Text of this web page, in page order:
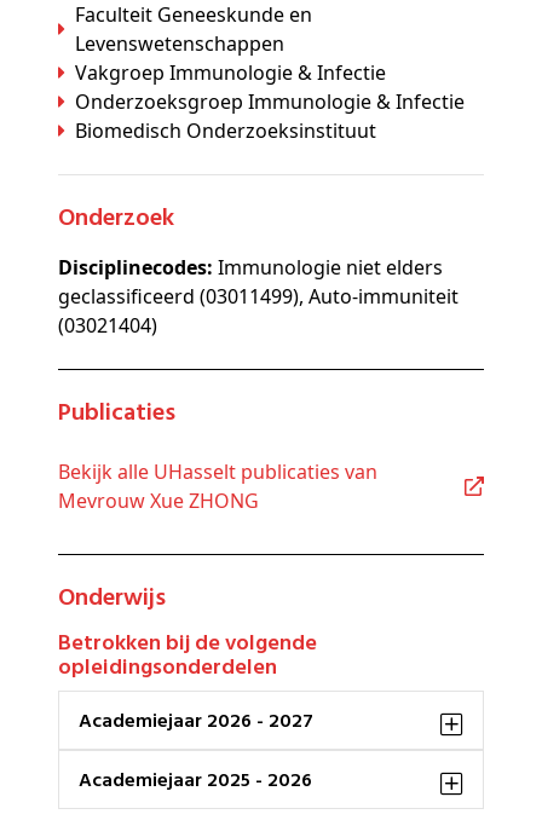
Faculteit Geneeskunde en
Levenswetenschappen
Vakgroep Immunologie & Infectie
Onderzoeksgroep Immunologie & Infectie
Biomedisch Onderzoeksinstituut
Onderzoek
Disciplinecodes: Immunologie niet elders
geclassificeerd (03011499), Auto-immuniteit
(03021404)
Publicaties
Bekijk alle UHasselt publicaties van
Mevrouw Xue ZHONG
Onderwijs
Betrokken bij de volgende
opleidingsonderdelen
Academiejaar 2026 - 2027
Academiejaar 2025 - 2026